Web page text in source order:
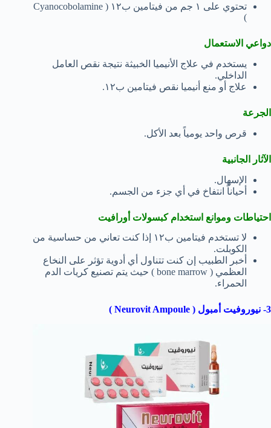
تحتوي على ١ جم من فيتامين ب١٢ ( Cyanocobolamine
)
دواعي الاستعمال
يستخدم في علاج الأنيميا الخبيثة نتيجة نقص العامل
الداخلي.
علاج أو منع أنيميا نقص فيتامين ب١٢.
الجرعة
قرص واحد يومياً بعد الأكل.
الآثار الجانبية
الإسهال.
أحياناً انتفاخ في أي جزء من الجسم.
احتياطات وموانع استخدام كبسولات أورافيت
لا تستخدم فيتامين ب١٢ إذا كنت تعاني من حساسية من
الكوبلت.
أخبر الطبيب إن كنت تتناول أي أدوية تؤثر على النخاع
العظمي ( bone marrow ) حيث يتم تصنيع كريات الدم
الحمراء.
3- نيوروفيت أمبول ( Neurovit Ampoule )